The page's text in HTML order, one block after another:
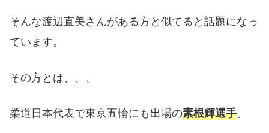
そんな渡辺直美さんがある方と似てると話題になっ
ています。
その方とは、、、
柔道日本代表で東京五輪にも出場の素根輝選手。